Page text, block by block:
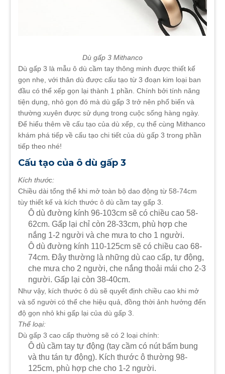
Dù gấp 3 Mithanco
Dù gấp 3 là mẫu ô dù cầm tay thông minh được thiết kế
gọn nhẹ, với thân dù được cấu tạo từ 3 đoạn kim loại ban
đầu có thể xếp gọn lại thành 1 phần. Chính bởi tính năng
tiện dụng, nhỏ gọn đó mà dù gấp 3 trở nên phổ biến và
thường xuyên được sử dụng trong cuộc sống hàng ngày.
Để hiểu thêm về cấu tạo của dù xếp, cụ thể cùng Mithanco
khám phá tiếp về cấu tạo chi tiết của dù gấp 3 trong phần
tiếp theo nhé!
Cấu tạo của ô dù gấp 3
Kích thước:
Chiều dài tổng thể khi mở toàn bộ dao động từ 58-74cm
tùy thiết kế và kích thước ô dù cầm tay gấp 3.
Ô dù đường kính 96-103cm sẽ có chiều cao 58-
62cm. Gấp lại chỉ còn 28-33cm, phù hợp che
nắng 1-2 người và che mưa to cho 1 người.
Ô dù đường kính 110-125cm sẽ có chiều cao 68-
74cm. Đây thường là những dù cao cấp, tự động,
che mưa cho 2 người, che nắng thoải mái cho 2-3
người. Gấp lại còn 38-40cm.
Như vậy, kích thước ô dù sẽ quyết định chiều cao khi mở
và số người có thể che hiệu quả, đồng thời ảnh hưởng đến
độ gọn nhỏ khi gấp lại của dù gấp 3.
Thể loại:
Dù gấp 3 cao cấp thường sẽ có 2 loại chính:
Ô dù cầm tay tự động (tay cầm có nút bấm bung
và thu tán tự động). Kích thước ô thường 98-
125cm, phù hợp che cho 1-2 người.